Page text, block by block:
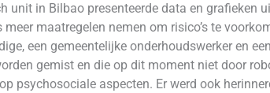
unit in Bilbao presenteerde data en grafieken
maatregelen nemen om risico’s te
een gemeentelijke onderhoudswerker en
gemist en die op dit moment niet door
psychosociale aspecten. Er werd ook